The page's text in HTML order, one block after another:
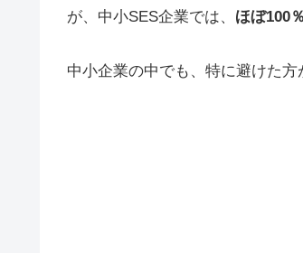
が、中小SES企業では、 ほぼ100
中小企業の中でも、特に避けた方